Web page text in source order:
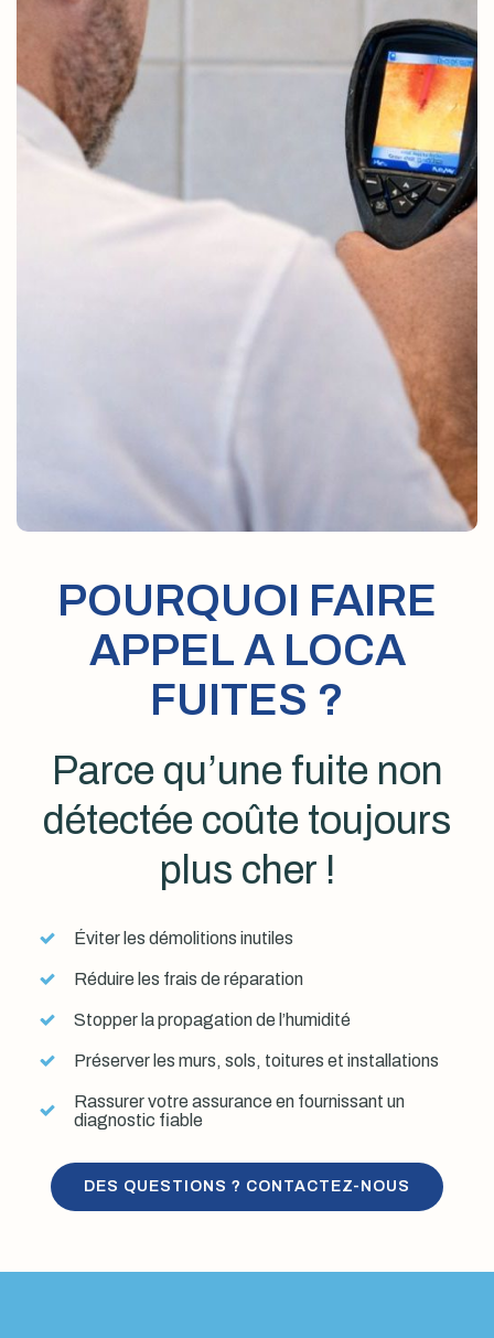
POURQUOI FAIRE
APPEL A LOCA
FUITES ?
Parce qu’une fuite non
détectée coûte toujours
plus cher !
Éviter les démolitions inutiles
Réduire les frais de réparation
Stopper la propagation de l’humidité
Préserver les murs, sols, toitures et installations
Rassurer votre assurance en fournissant un
diagnostic fiable
DES QUESTIONS ? CONTACTEZ-NOUS